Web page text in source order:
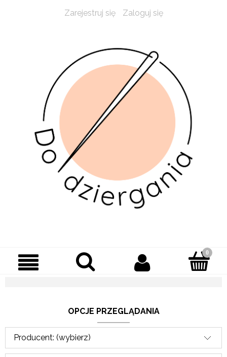
Zarejestruj się Zaloguj się
OPCJE PRZEGLĄDANIA
Producent: (wybierz)